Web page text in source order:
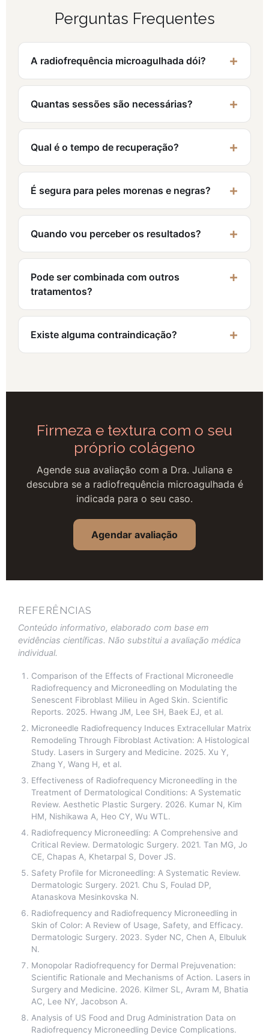
Perguntas Frequentes
A radiofrequência microagulhada dói?
Quantas sessões são necessárias?
Qual é o tempo de recuperação?
É segura para peles morenas e negras?
Quando vou perceber os resultados?
Pode ser combinada com outros
tratamentos?
Existe alguma contraindicação?
Firmeza e textura com o seu
próprio colágeno
Agende sua avaliação com a Dra. Juliana e
descubra se a radiofrequência microagulhada é
indicada para o seu caso.
Agendar avaliação
REFERÊNCIAS
Conteúdo informativo, elaborado com base em
evidências científicas. Não substitui a avaliação médica
individual.
Comparison of the Effects of Fractional Microneedle
Radiofrequency and Microneedling on Modulating the
Senescent Fibroblast Milieu in Aged Skin. Scientific
Reports. 2025. Hwang JM, Lee SH, Baek EJ, et al.
Microneedle Radiofrequency Induces Extracellular Matrix
Remodeling Through Fibroblast Activation: A Histological
Study. Lasers in Surgery and Medicine. 2025. Xu Y,
Zhang Y, Wang H, et al.
Effectiveness of Radiofrequency Microneedling in the
Treatment of Dermatological Conditions: A Systematic
Review. Aesthetic Plastic Surgery. 2026. Kumar N, Kim
HM, Nishikawa A, Heo CY, Wu WTL.
Radiofrequency Microneedling: A Comprehensive and
Critical Review. Dermatologic Surgery. 2021. Tan MG, Jo
CE, Chapas A, Khetarpal S, Dover JS.
Safety Profile for Microneedling: A Systematic Review.
Dermatologic Surgery. 2021. Chu S, Foulad DP,
Atanaskova Mesinkovska N.
Radiofrequency and Radiofrequency Microneedling in
Skin of Color: A Review of Usage, Safety, and Efficacy.
Dermatologic Surgery. 2023. Syder NC, Chen A, Elbuluk
N.
Monopolar Radiofrequency for Dermal Prejuvenation:
Scientific Rationale and Mechanisms of Action. Lasers in
Surgery and Medicine. 2026. Kilmer SL, Avram M, Bhatia
AC, Lee NY, Jacobson A.
Analysis of US Food and Drug Administration Data on
Radiofrequency Microneedling Device Complications.